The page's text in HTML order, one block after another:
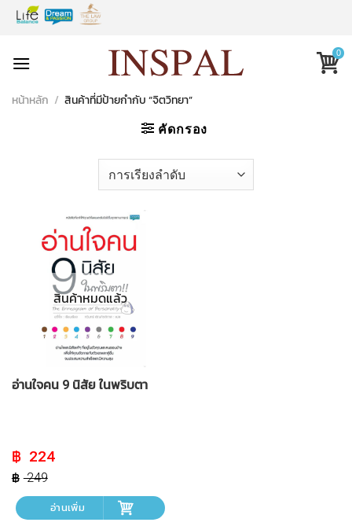
Skip
0
หน้าหลัก / สินค้าที่มีป้ายกำกับ “จิตวิทยา”
คัดกรอง
สินค้าหมดแล้ว
อ่านใจคน 9 นิสัย ในพริบตา
249
Original
price
was:
฿ 249.
224
Current
price
is:
฿ 224.
อ่านเพิ่ม